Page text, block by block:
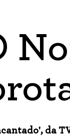
da